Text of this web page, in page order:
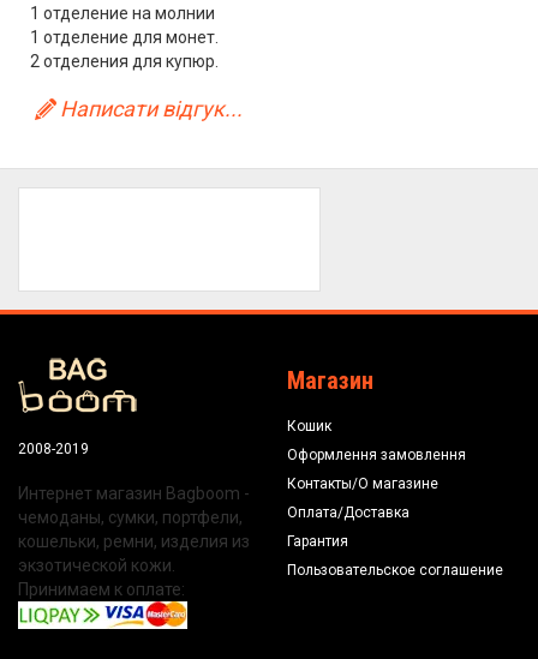
1 отделение на молнии
1 отделение для монет.
2 отделения для купюр.
Написати відгук...
2008-2019
Интернет магазин Bagboom -
чемоданы, сумки, портфели,
кошельки, ремни, изделия из
экзотической кожи.
Принимаем к оплате:
Магазин
Кошик
Оформлення замовлення
Контакты/О магазине
Оплата/Доставка
Гарантия
Пользовательское соглашение